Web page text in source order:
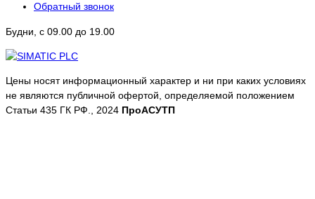
Обратный звонок
Будни, с 09.00 до 19.00
Цены носят информационный характер и ни при каких условиях
не являются публичной офертой, определяемой положением
Статьи 435 ГК РФ., 2024 ПроАСУТП